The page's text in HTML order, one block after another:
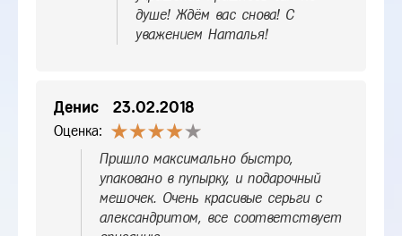
душе! Ждём вас снова! С
уважением Наталья!
Денис 23.02.2018
Оценка:
Пришло максимально быстро,
упаковано в пупырку, и подарочный
мешочек. Очень красивые серьги с
александритом, все соответствует